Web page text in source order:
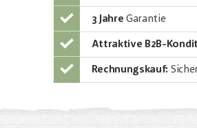
3 Jahre Garantie
Attraktive B2B-
Rechnungskauf: